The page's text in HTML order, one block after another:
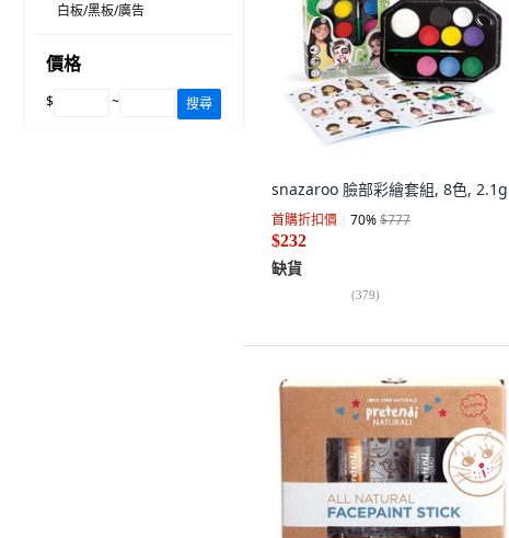
白板/黑板/廣告
價格
$ ~ 搜尋
snazaroo 臉部彩繪套組, 8色, 2.1g
首購折扣價 70%$777
$232
缺貨
(379)